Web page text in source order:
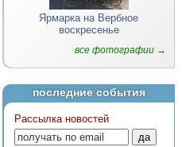
Ярмарка на Вербное
воскресенье
все фотографии →
последние события
Рассылка новостей